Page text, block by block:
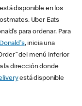
disponible en los
Uber Eats
para ordenar. Para
, inicia una
del menú inferior
la dirección donde
está disponible